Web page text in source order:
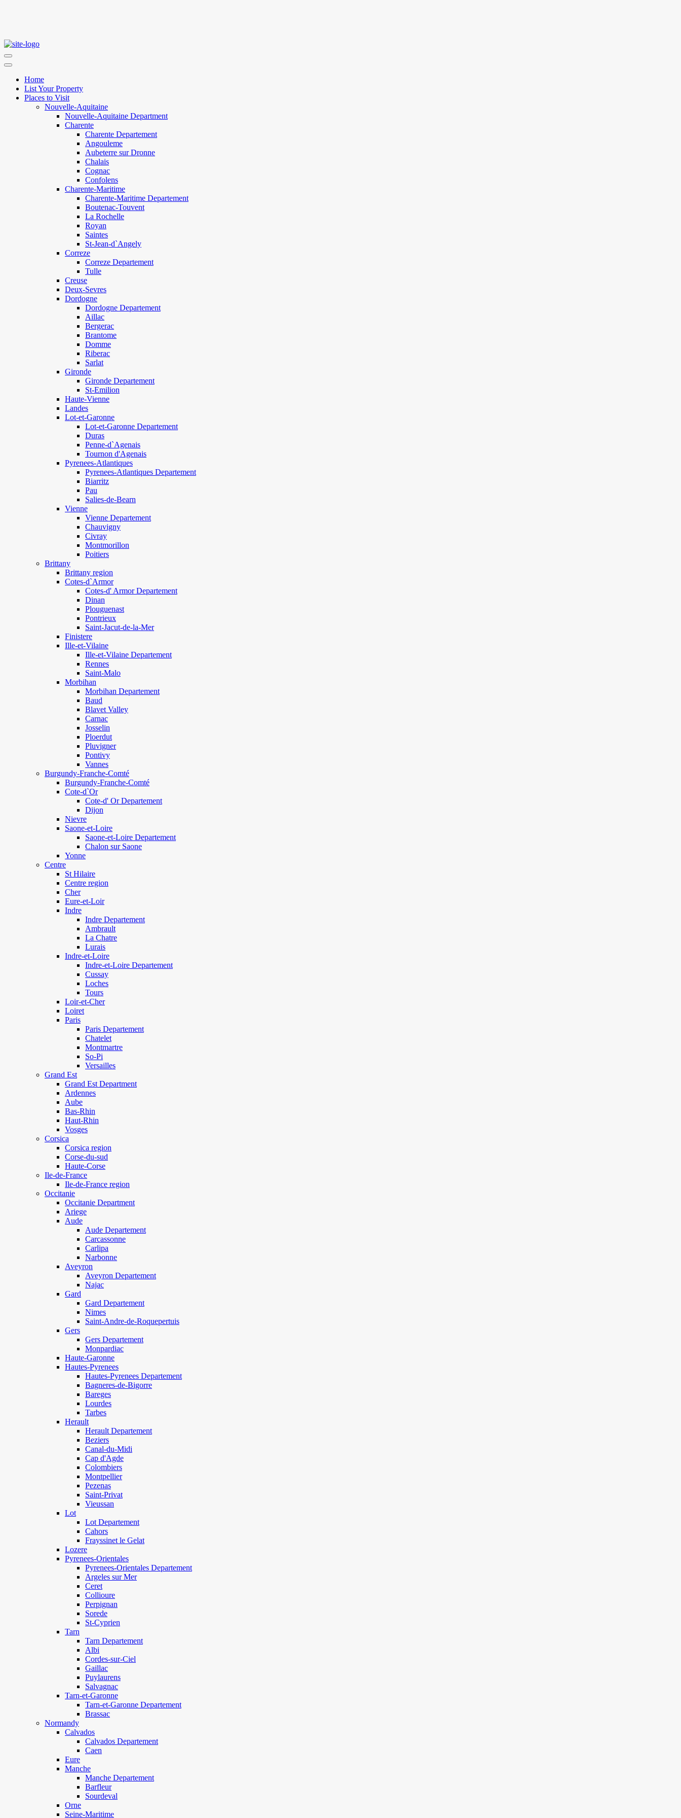
Home
List Your Property
Places to Visit
Nouvelle-Aquitaine
Nouvelle-Aquitaine Department
Charente
Charente Departement
Angouleme
Aubeterre sur Dronne
Chalais
Cognac
Confolens
Charente-Maritime
Charente-Maritime Departement
Boutenac-Touvent
La Rochelle
Royan
Saintes
St-Jean-d`Angely
Correze
Correze Departement
Tulle
Creuse
Deux-Sevres
Dordogne
Dordogne Departement
Aillac
Bergerac
Brantome
Domme
Riberac
Sarlat
Gironde
Gironde Departement
St-Emilion
Haute-Vienne
Landes
Lot-et-Garonne
Lot-et-Garonne Departement
Duras
Penne-d`Agenais
Tournon d'Agenais
Pyrenees-Atlantiques
Pyrenees-Atlantiques Departement
Biarritz
Pau
Salies-de-Bearn
Vienne
Vienne Departement
Chauvigny
Civray
Montmorillon
Poitiers
Brittany
Brittany region
Cotes-d`Armor
Cotes-d' Armor Departement
Dinan
Plouguenast
Pontrieux
Saint-Jacut-de-la-Mer
Finistere
Ille-et-Vilaine
Ille-et-Vilaine Departement
Rennes
Saint-Malo
Morbihan
Morbihan Departement
Baud
Blavet Valley
Carnac
Josselin
Ploerdut
Pluvigner
Pontivy
Vannes
Burgundy-Franche-Comté
Burgundy-Franche-Comté
Cote-d`Or
Cote-d' Or Departement
Dijon
Nievre
Saone-et-Loire
Saone-et-Loire Departement
Chalon sur Saone
Yonne
Centre
St Hilaire
Centre region
Cher
Eure-et-Loir
Indre
Indre Departement
Ambrault
La Chatre
Lurais
Indre-et-Loire
Indre-et-Loire Departement
Cussay
Loches
Tours
Loir-et-Cher
Loiret
Paris
Paris Departement
Chatelet
Montmartre
So-Pi
Versailles
Grand Est
Grand Est Department
Ardennes
Aube
Bas-Rhin
Haut-Rhin
Vosges
Corsica
Corsica region
Corse-du-sud
Haute-Corse
Ile-de-France
Ile-de-France region
Occitanie
Occitanie Department
Ariege
Aude
Aude Departement
Carcassonne
Carlipa
Narbonne
Aveyron
Aveyron Departement
Najac
Gard
Gard Departement
Nimes
Saint-Andre-de-Roquepertuis
Gers
Gers Departement
Monpardiac
Haute-Garonne
Hautes-Pyrenees
Hautes-Pyrenees Departement
Bagneres-de-Bigorre
Bareges
Lourdes
Tarbes
Herault
Herault Departement
Beziers
Canal-du-Midi
Cap d'Agde
Colombiers
Montpellier
Pezenas
Saint-Privat
Vieussan
Lot
Lot Departement
Cahors
Frayssinet le Gelat
Lozere
Pyrenees-Orientales
Pyrenees-Orientales Departement
Argeles sur Mer
Ceret
Collioure
Perpignan
Sorede
St-Cyprien
Tarn
Tarn Departement
Albi
Cordes-sur-Ciel
Gaillac
Puylaurens
Salvagnac
Tarn-et-Garonne
Tarn-et-Garonne Departement
Brassac
Normandy
Calvados
Calvados Departement
Caen
Eure
Manche
Manche Departement
Barfleur
Sourdeval
Orne
Seine-Maritime